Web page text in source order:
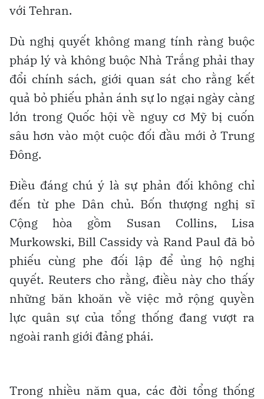
với Tehran.
Dù nghị quyết không mang tính ràng buộc
pháp lý và không buộc Nhà Trắng phải thay
đổi chính sách, giới quan sát cho rằng kết
quả bỏ phiếu phản ánh sự lo ngại ngày càng
lớn trong Quốc hội về nguy cơ Mỹ bị cuốn
sâu hơn vào một cuộc đối đầu mới ở Trung
Đông.
Điều đáng chú ý là sự phản đối không chỉ
đến từ phe Dân chủ. Bốn thượng nghị sĩ
Cộng hòa gồm Susan Collins, Lisa
Murkowski, Bill Cassidy và Rand Paul đã bỏ
phiếu cùng phe đối lập để ủng hộ nghị
quyết. Reuters cho rằng, điều này cho thấy
những băn khoăn về việc mở rộng quyền
lực quân sự của tổng thống đang vượt ra
ngoài ranh giới đảng phái.
Trong nhiều năm qua, các đời tổng thống